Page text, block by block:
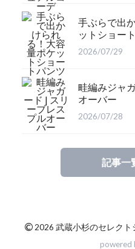
手ぶらで出
ットショー
2026/07/29
畦編みジャ
オーバー
2026/07/28
記事一
© 2026 武蔵小杉のセレク
powered